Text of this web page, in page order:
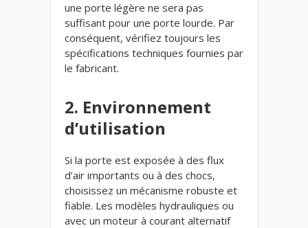
une porte légère ne sera pas
suffisant pour une porte lourde. Par
conséquent, vérifiez toujours les
spécifications techniques fournies par
le fabricant.
2. Environnement
d’utilisation
Si la porte est exposée à des flux
d’air importants ou à des chocs,
choisissez un mécanisme robuste et
fiable. Les modèles hydrauliques ou
avec un moteur à courant alternatif